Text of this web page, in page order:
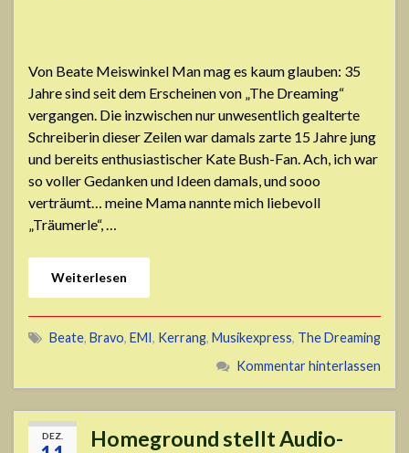
Von Beate Meiswinkel Man mag es kaum glauben: 35
Jahre sind seit dem Erscheinen von „The Dreaming“
vergangen. Die inzwischen nur unwesentlich gealterte
Schreiberin dieser Zeilen war damals zarte 15 Jahre jung
und bereits enthusiastischer Kate Bush-Fan. Ach, ich war
so voller Gedanken und Ideen damals, und sooo
verträumt… meine Mama nannte mich liebevoll
„Träumerle“, …
Weiterlesen
Beate, Bravo, EMI , Kerrang, Musikexpress, The Dreaming
Kommentar hinterlassen
DEZ.
Homeground stellt Audio-